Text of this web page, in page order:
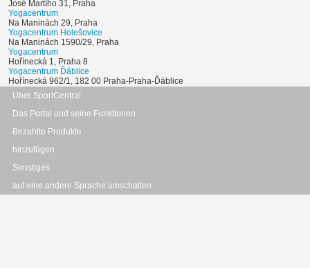
José Martího 31, Praha
Yogacentrum
Na Maninách 29, Praha
Yogacentrum Holešovice
Na Maninách 1590/29, Praha
Yogacentrum
Hořínecká 1, Praha 8
Yogacentrum Ďáblice
Hořínecká 962/1, 182 00 Praha-Praha-Ďáblice
Über SportCentral
Das Portal und seine Funktionen
Bezahlte Produkte
hinzufügen
Sonstiges
auf eine andere Sprache umschalten